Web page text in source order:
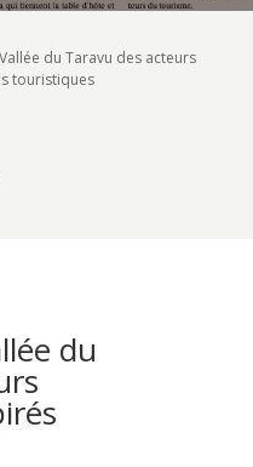
du Taravu des acteurs
touristiques
du